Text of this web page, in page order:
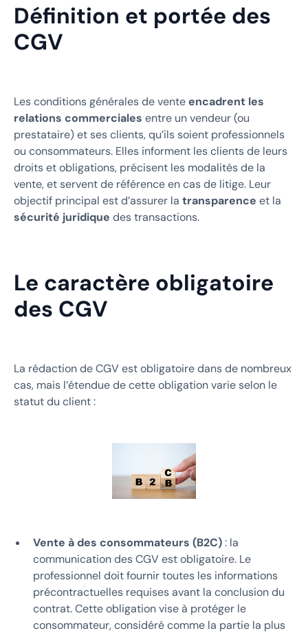
Définition et portée des
CGV
Les conditions générales de venteencadrent les
relations commerciales entre un vendeur (ou
prestataire) et ses clients, qu’ils soient professionnels
ou consommateurs. Elles informent les clients de leurs
droits et obligations, précisent les modalités de la
vente, et servent de référence en cas de litige. Leur
objectif principal est d’assurer la transparence et la
sécurité juridique des transactions.
Le caractère obligatoire
des CGV
La rédaction de CGV est obligatoire dans de nombreux
cas, mais l’étendue de cette obligation varie selon le
statut du client :
Vente à des consommateurs (B2C): la
communication des CGV est obligatoire. Le
professionnel doit fournir toutes les informations
précontractuelles requises avant la conclusion du
contrat. Cette obligation vise à protéger le
consommateur, considéré comme la partie la plus